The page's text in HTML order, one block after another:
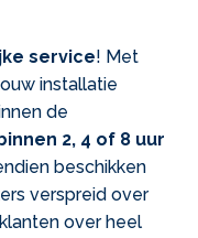
service! Met
installatie
de
2, 4 of 8 uur
beschikken
verspreid over
over heel